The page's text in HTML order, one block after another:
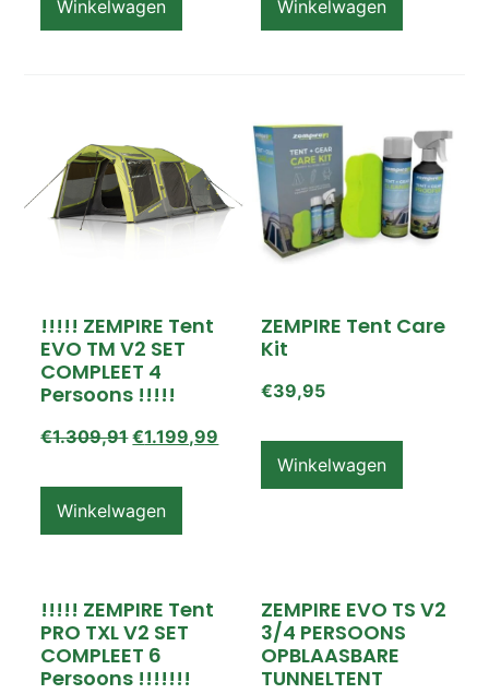
Winkelwagen Winkelwagen
!!!!! ZEMPIRE Tent
EVO TM V2 SET
COMPLEET 4
Persoons !!!!!
€1.309,91 €1.199,99
Winkelwagen
ZEMPIRE Tent Care
Kit
€39,95
Winkelwagen
!!!!! ZEMPIRE Tent
PRO TXL V2 SET
COMPLEET 6
Persoons !!!!!!!
ZEMPIRE EVO TS V2
3/4 PERSOONS
OPBLAASBARE
TUNNELTENT